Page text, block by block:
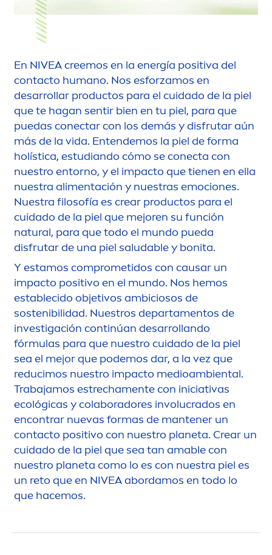
En NIVEAcreemos en la energía positiva del
contacto humano. Nos esforzamos en
desarrollar productos para el cuidado de la piel
que te hagan sentir bien en tu piel, para que
puedas conectar con los demás y disfrutar aún
más de la vida. Entendemos la piel de forma
holística, estudiando cómo se conecta con
nuestro entorno, y el impacto que tienen en ella
nuestra alimentación y nuestras emociones.
Nuestra filosofía es crear productos para el
cuidado de la piel que mejoren su función
natural, para que todo el mundo pueda
disfrutar de una piel saludable y bonita.
Y estamos comprometidos con causar un
impacto positivo en el mundo. Nos hemos
establecido objetivos ambiciosos de
sostenibilidad. Nuestros departamentos de
investigación continúan desarrollando
fórmulas para que nuestro cuidado de la piel
sea el mejor que podemos dar, a la vez que
reducimos nuestro impacto medioambiental.
Trabajamos estrechamente con iniciativas
ecológicas y colaboradores involucrados en
encontrar nuevas formas de mantener un
contacto positivo con nuestro planeta. Crear un
cuidado de la piel que sea tan amable con
nuestro planeta como lo es con nuestra piel es
un reto que en NIVEAabordamos en todo lo
que hacemos.